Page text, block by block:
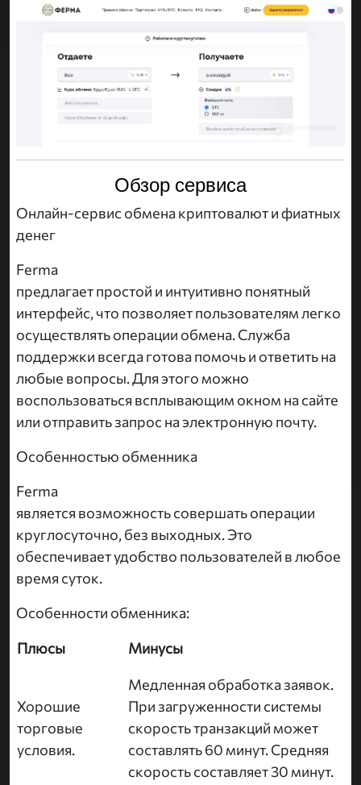
Обзор сервиса
Онлайн-сервис обмена криптовалют и фиатных
денег
Ferma
предлагает простой и интуитивно понятный
интерфейс, что позволяет пользователям легко
осуществлять операции обмена. Служба
поддержки всегда готова помочь и ответить на
любые вопросы. Для этого можно
воспользоваться всплывающим окном на сайте
или отправить запрос на электронную почту.
Особенностью обменника
Ferma
является возможность совершать операции
круглосуточно, без выходных. Это
обеспечивает удобство пользователей в любое
время суток.
Особенности обменника:
Плюсы
Минусы
Хорошие
торговые
условия.
Медленная обработка заявок.
При загруженности системы
скорость транзакций может
составлять 60 минут. Средняя
скорость составляет 30 минут.